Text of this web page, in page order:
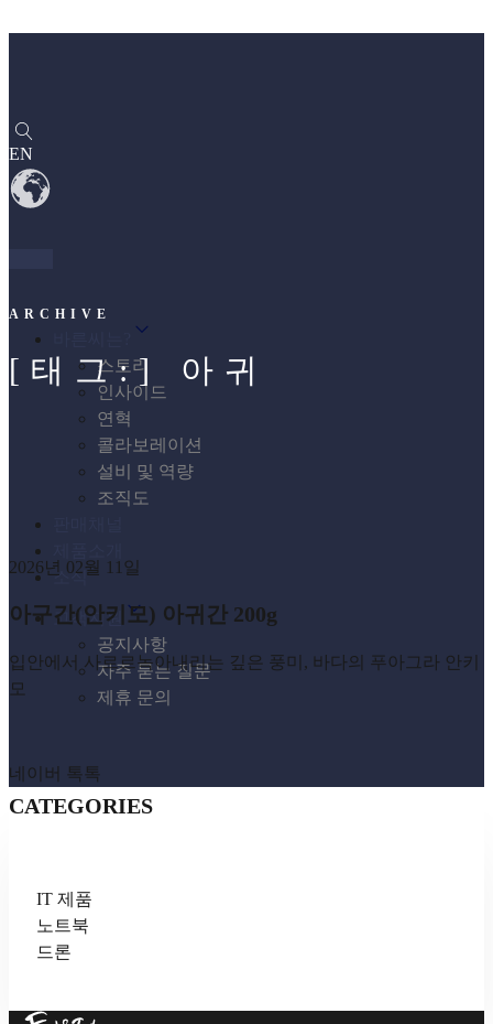
EN
스토리
인사이드
연혁
콜라보레이션
설비 및 역량
조직도
소식
고객지원
공지사항
자주 묻는 질문
제휴 문의
네이버 톡톡
ARCHIVE
[태그:] 아귀
2026년 02월 11일
아구간(안키모) 아귀간 200g
입안에서 사르르녹아내리는 깊은 풍미, 바다의 푸아그라 안키
모
CATEGORIES
IT 제품
노트북
드론